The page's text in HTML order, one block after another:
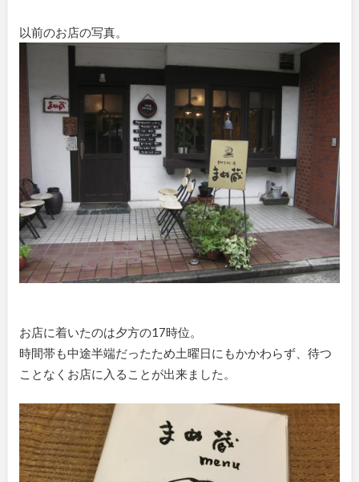
以前のお店の写真。
お店に着いたのは夕方の17時位。
時間帯も中途半端だったため土曜日にもかかわらず、待つ
ことなくお店に入ることが出来ました。